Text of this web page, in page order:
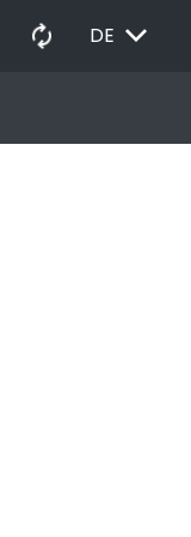
autorenew DE EXPAND_MORE